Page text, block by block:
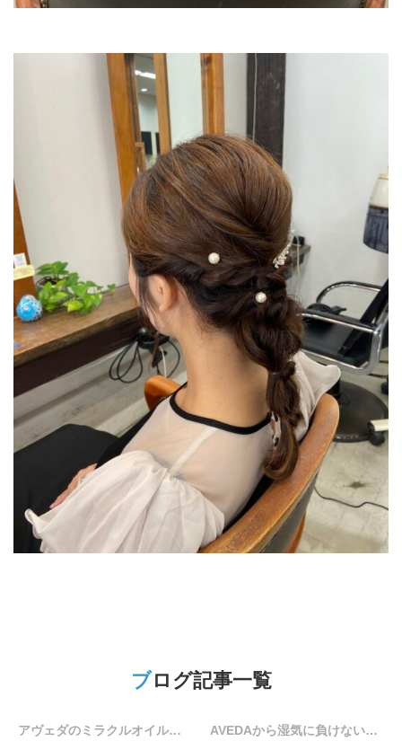
ブログ記事一覧
アヴェダのミラクルオイルキャンペーン情報☆ AVEDAから湿気に負けないトリートメント誕生♪